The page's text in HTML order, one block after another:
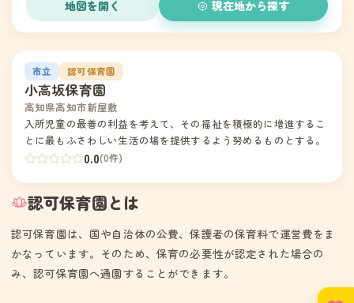
地図を開く 現在地から探す
1市立 認可保育園
小高坂保育園
高知県高知市新屋敷
入所児童の最善の利益を考えて、その福祉を積極的に増進するこ
とに最もふさわしい生活の場を提供するよう努めるものとする。
0.0(0件)
認可保育園とは
認可保育園は、国や自治体の公費、保護者の保育料で運営費をま
かなっています。そのため、保育の必要性が認定された場合の
み、認可保育園へ通園することができます。